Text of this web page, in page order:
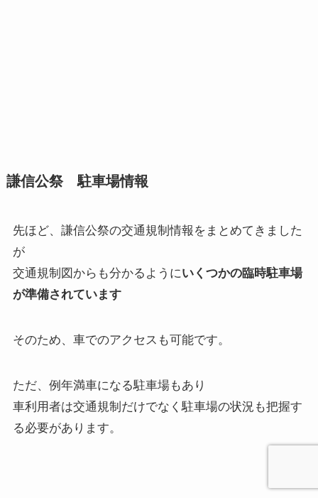
謙信公祭 駐車場情報
先ほど、謙信公祭の交通規制情報をまとめてきました
が
交通規制図からも分かるようにいくつかの臨時駐車場
が準備されています
そのため、車でのアクセスも可能です。
ただ、例年満車になる駐車場もあり
車利用者は交通規制だけでなく駐車場の状況も把握す
る必要があります。